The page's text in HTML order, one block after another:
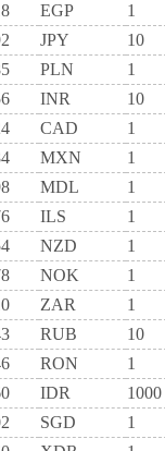
EGP 1
JPY 10
PLN 1
INR 10
CAD 1
MXN 1
MDL 1
ILS 1
NZD 1
NOK 1
ZAR 1
RUB 10
RON 1
IDR 1000
SGD 1